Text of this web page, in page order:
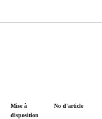
Mise à
disposition
No d'article